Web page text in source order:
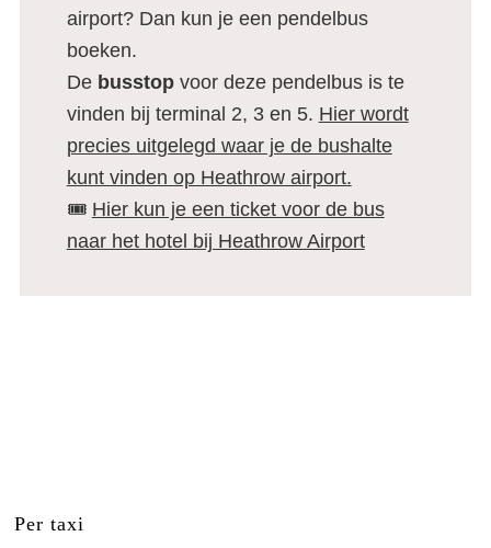
airport? Dan kun je een pendelbus
boeken.
De busstopvoor deze pendelbus is te
vinden bij terminal 2, 3 en 5. Hier wordt
precies uitgelegd waar je de bushalte
kunt vinden op Heathrow airport.
🎟️ Hier kun je een ticket voor de bus
naar het hotel bij Heathrow Airport
Per taxi